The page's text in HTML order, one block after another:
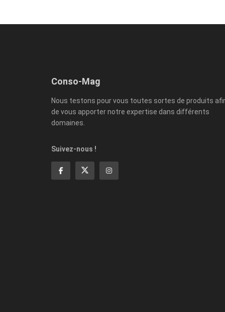
Conso-Mag
Nous testons pour vous toutes sortes de produits
de vous apporter notre expertise dans différents
domaines.
Suivez-nous !